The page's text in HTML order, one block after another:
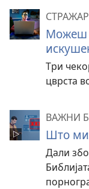
Можеш
Три
цврста
ВАЖНИ
Што
Дали